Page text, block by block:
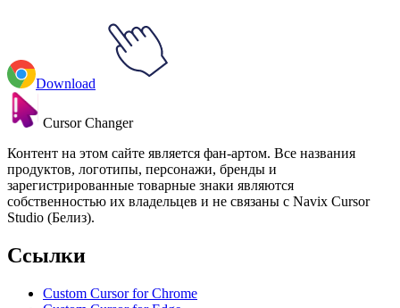
Download
Cursor Changer
Контент на этом сайте является фан-артом. Все названия
продуктов, логотипы, персонажи, бренды и
зарегистрированные товарные знаки являются
собственностью их владельцев и не связаны с Navix Cursor
Studio (Белиз).
Ссылки
Custom Cursor for Chrome